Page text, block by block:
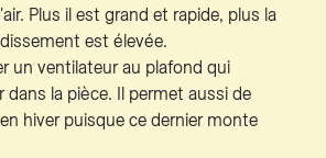
Plus il est grand et rapide, plus la
est élevée.
un ventilateur au plafond qui
dans la pièce. Il permet aussi de
hiver puisque ce dernier monte